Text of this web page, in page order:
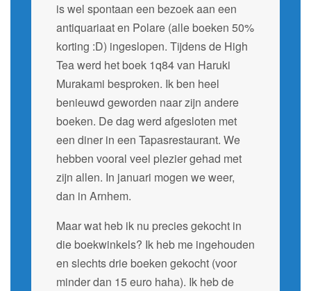
is wel spontaan een bezoek aan een
antiquariaat en Polare (alle boeken 50%
korting :D) ingeslopen. Tijdens de High
Tea werd het boek 1q84 van Haruki
Murakami besproken. Ik ben heel
benieuwd geworden naar zijn andere
boeken. De dag werd afgesloten met
een diner in een Tapasrestaurant. We
hebben vooral veel plezier gehad met
zijn allen. In januari mogen we weer,
dan in Arnhem.
Maar wat heb ik nu precies gekocht in
die boekwinkels? Ik heb me ingehouden
en slechts drie boeken gekocht (voor
minder dan 15 euro haha). Ik heb de